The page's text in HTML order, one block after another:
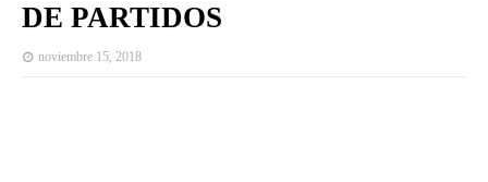
DE PARTIDOS
noviembre 15, 2018